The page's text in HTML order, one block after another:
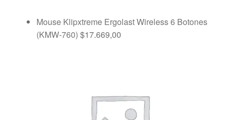
Mouse Klipxtreme Ergolast Wireless 6 Botones
(KMW-760) $17.669,00